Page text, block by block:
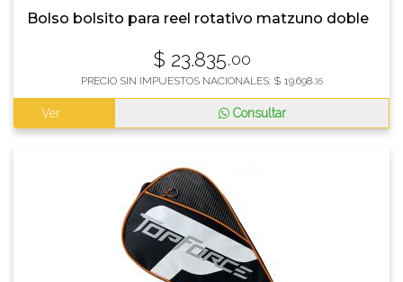
Bolso bolsito para reel rotativo matzuno doble
$ 23.835,00
PRECIO SIN IMPUESTOS NACIONALES: $ 19.698,35
Ver Consultar